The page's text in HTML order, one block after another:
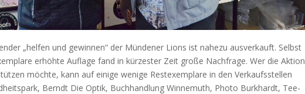
„helfen und gewinnen“ der Mündener Lions ist nahezu ausverkauft. Selbst
erhöhte Auflage fand in kürzester Zeit große Nachfrage. Wer die Aktion
möchte, kann auf einige wenige Restexemplare in den Verkaufsstellen
Berndt Die Optik, Buchhandlung Winnemuth, Photo Burkhardt, Tee-